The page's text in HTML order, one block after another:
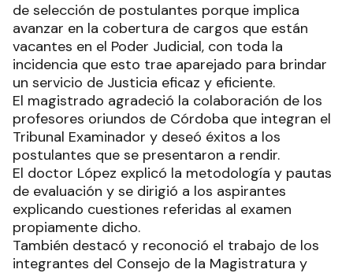
de selección de postulantes porque implica
avanzar en la cobertura de cargos que están
vacantes en el Poder Judicial, con toda la
incidencia que esto trae aparejado para brindar
un servicio de Justicia eficaz y eficiente.
El magistrado agradeció la colaboración de los
profesores oriundos de Córdoba que integran el
Tribunal Examinador y deseó éxitos a los
postulantes que se presentaron a rendir.
El doctor López explicó la metodología y pautas
de evaluación y se dirigió a los aspirantes
explicando cuestiones referidas al examen
propiamente dicho.
También destacó y reconoció el trabajo de los
integrantes del Consejo de la Magistratura y